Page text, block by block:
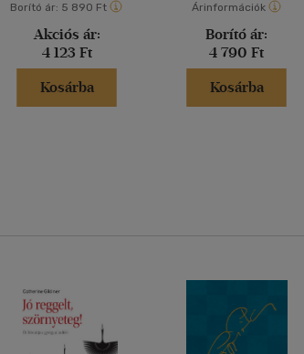
Borító ár: 5 890 Ft
Akciós ár:
4 123 Ft
Kosárba
Árinformációk
Borító ár:
4 790 Ft
Kosárba